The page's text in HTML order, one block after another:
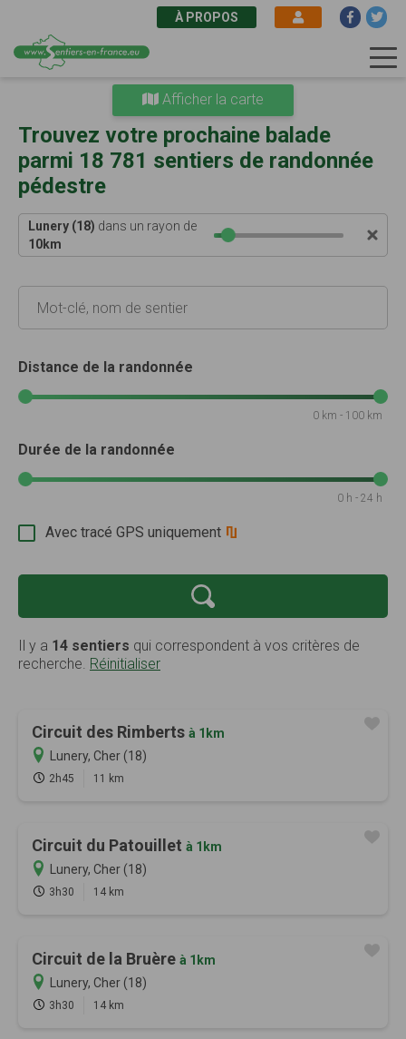
principal
À PROPOS
Trouvez votre prochaine balade
parmi 18 781 sentiers de randonnée
pédestre
Lunery (18) dans un rayon de
10km
Distance de la randonnée
0 km - 100 km
Durée de la randonnée
0 h - 24 h
Avec tracé GPS uniquement
Il y a 14 sentiers qui correspondent à vos critères de
recherche. Réinitialiser
Circuit des Rimberts à 1km
Lunery, Cher (18)
2h45 11 km
Circuit du Patouillet à 1km
Lunery, Cher (18)
3h30 14 km
Circuit de la Bruère à 1km
Lunery, Cher (18)
3h30 14 km
Afficher la carte